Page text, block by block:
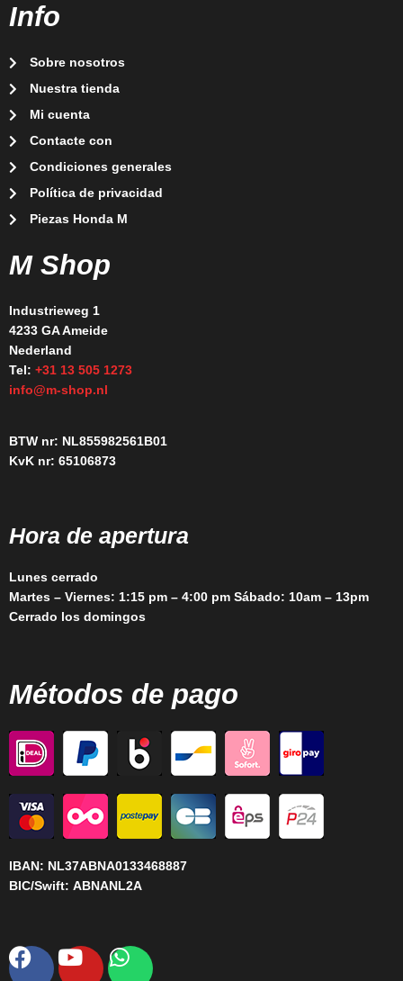
Info
Sobre nosotros
Nuestra tienda
Mi cuenta
Contacte con
Condiciones generales
Política de privacidad
Piezas Honda M
M Shop
Industrieweg 1
4233 GA Ameide
Nederland
Tel: +31 13 505 1273
info@m-shop.nl
BTW nr: NL855982561B01
KvK nr: 65106873
Hora de apertura
Lunes cerrado
Martes – Viernes: 1:15 pm – 4:00 pm Sábado: 10am – 13pm
Cerrado los domingos
Métodos de pago
IBAN: NL37ABNA0133468887
BIC/Swift: ABNANL2A
Facebook
YoutubeWhatsapp